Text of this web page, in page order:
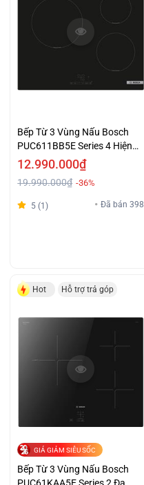
Bếp Từ 3 Vùng Nấu Bosch
PUC611BB5E Series 4 Hiện
Đại Giá Tốt
12.990.000₫
19.990.000₫ -36%
5 (1) Đã bán 398
Hot Hỗ trợ trả góp
GIÁ GIẢM SIÊU SỐC
Bếp Từ 3 Vùng Nấu Bosch